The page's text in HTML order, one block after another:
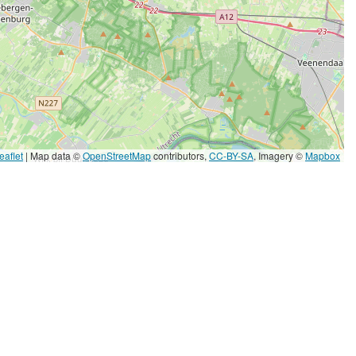
| Map data ©OpenStreetMapcontributors, CC-BY-SA, Imagery ©Mapbox